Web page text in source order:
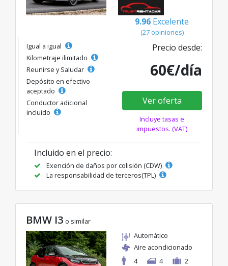
9.96 Excelente
(27 opiniones)
Igual a igual
Kilometraje ilimitado
Reunirse y Saludar
Depósito en efectivo
aceptado
Conductor adicional
incluido
Precio desde:
60€/día
Ver oferta
Incluye tasas e
impuestos. (VAT)
Incluido en el precio:
Exención de daños por colisión (CDW)
La responsabilidad de terceros(TPL)
BMW I3 o similar
Automático
Aire acondicionado
4
4 2